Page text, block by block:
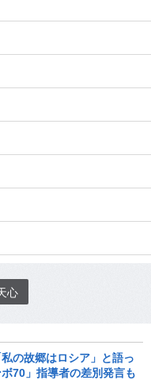
心
の故郷はロシア」と語っ
70」指導者の差別発言も